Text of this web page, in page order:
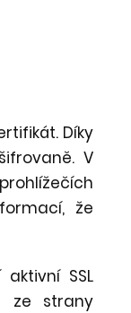
Díky
V
že
SSL
ze strany